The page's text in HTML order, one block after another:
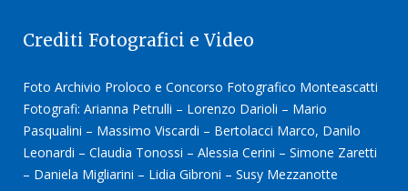
Crediti Fotografici e Video
Foto Archivio Proloco e Concorso Fotografico Monteascatti
Fotografi: Arianna Petrulli – Lorenzo Darioli – Mario
Pasqualini – Massimo Viscardi – Bertolacci Marco, Danilo
Leonardi – Claudia Tonossi – Alessia Cerini – Simone Zaretti
– Daniela Migliarini – Lidia Gibroni – Susy Mezzanotte